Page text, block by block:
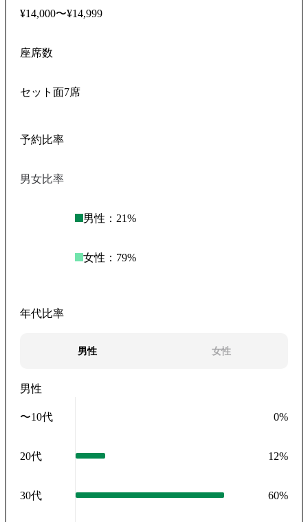
¥14,000〜¥14,999
座席数
セット面7席
予約比率
男女比率
男性： 21%
女性： 79%
年代比率
男性 女性
男性
〜10代 0%
20代 12%
30代 60%